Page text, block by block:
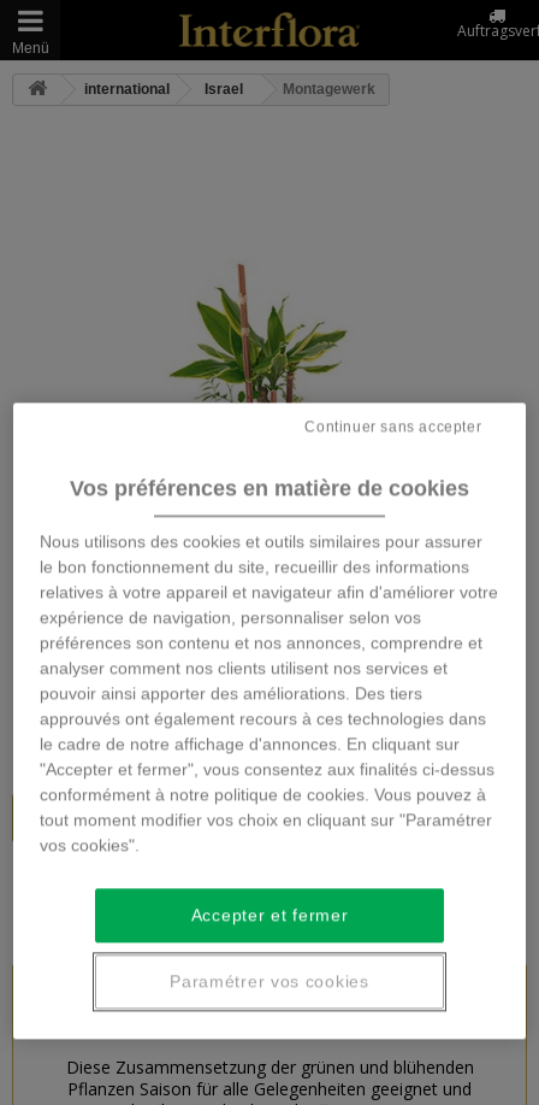
Menü
international Israel Montagewerk
Vergrößern
MONTAGEWERK
Beschreibung
9,00 €inkl. MwSt.
In den Warenkorb
PRODUKTBESCHREIBUNG
Diese Zusammensetzung der grünen und blühenden
Pflanzen Saison für alle Gelegenheiten geeignet und
Vos préférences en matière de cookies
Nous utilisons des cookies et outils similaires pour assurer
le bon fonctionnement du site, recueillir des informations
relatives à votre appareil et navigateur afin d'améliorer votre
expérience de navigation, personnaliser selon vos
préférences son contenu et nos annonces, comprendre et
analyser comment nos clients utilisent nos services et
pouvoir ainsi apporter des améliorations. Des tiers
approuvés ont également recours à ces technologies dans
le cadre de notre affichage d'annonces. En cliquant sur
"Accepter et fermer", vous consentez aux finalités ci-dessus
conformément à notre politique de cookies. Vous pouvez à
tout moment modifier vos choix en cliquant sur "Paramétrer
vos cookies".
Continuer sans accepter
Accepter et fermer
Paramétrer vos cookies